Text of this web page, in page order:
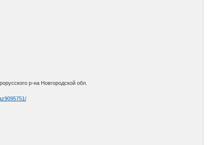
р-на Новгородской обл.